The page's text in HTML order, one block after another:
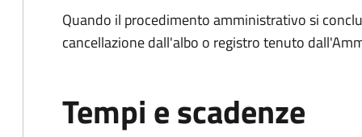
Quando il procedimento amministrativo si
cancellazione dall'albo o registro tenuto
Tempi e scadenze